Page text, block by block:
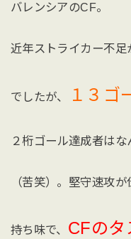
バレンシアのCF。
近年ストライカー不足
でしたが、 １３ゴ
２桁ゴール達成者はな
（苦笑）。堅守速攻
持ち味で、 CFのタ